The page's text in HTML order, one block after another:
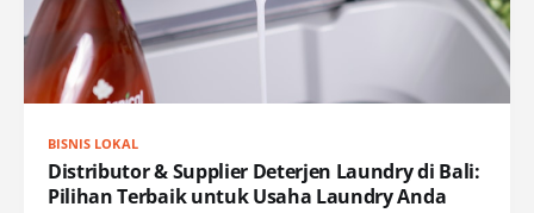
BISNIS LOKAL
Distributor & Supplier Deterjen Laundry di Bali:
Pilihan Terbaik untuk Usaha Laundry Anda